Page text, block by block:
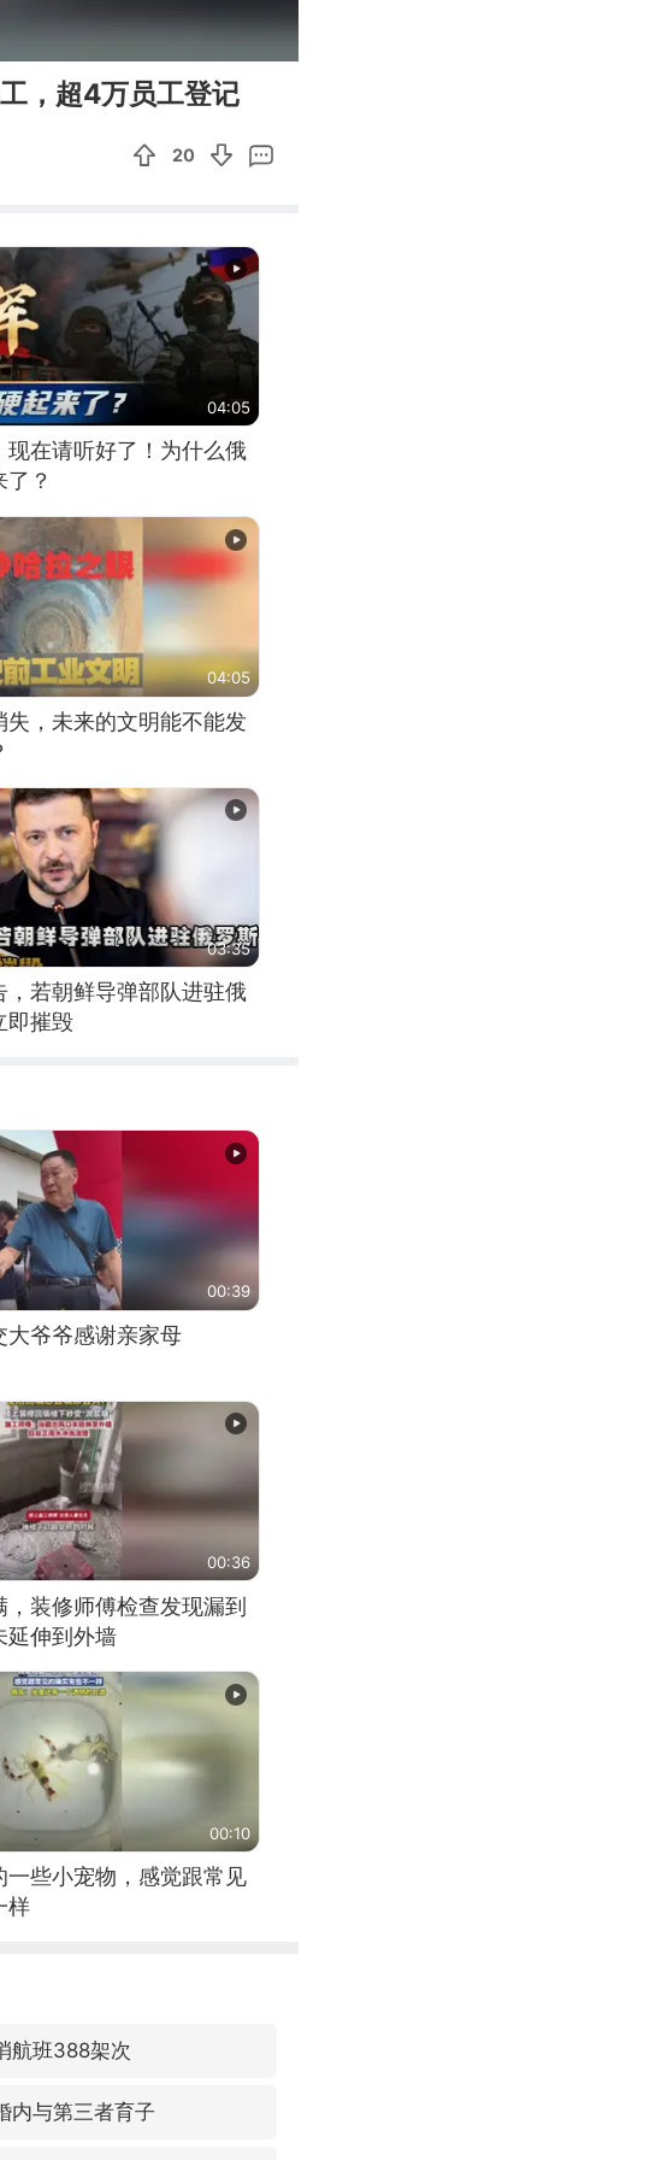
，超4万员工登记
20
04:05
现在请听好了！为什么俄
？
04:05
失，未来的文明能不能发
03:35
，若朝鲜导弹部队进驻俄
即摧毁
00:39
大爷爷感谢亲家母
00:36
，装修师傅检查发现漏到
延伸到外墙
00:10
一些小宠物，感觉跟常见
样
航班388架次
内与第三者育子